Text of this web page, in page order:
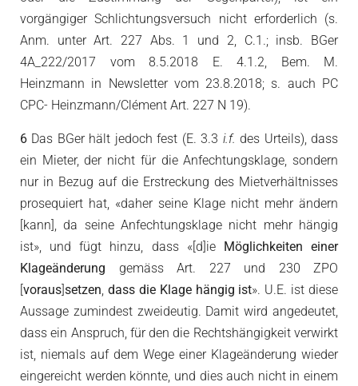
vorgängiger Schlichtungsversuch nicht erforderlich (s.
Anm. unter Art. 227 Abs. 1 und 2, C.1.; insb. BGer
4A_222/2017 vom 8.5.2018 E. 4.1.2, Bem. M.
Heinzmann in Newsletter vom 23.8.2018; s. auch PC
CPC- Heinzmann/Clément Art. 227 N 19).
6 Das BGer hält jedoch fest (E. 3.3 i.f.des Urteils), dass
ein Mieter, der nicht für die Anfechtungsklage, sondern
nur in Bezug auf die Erstreckung des Mietverhältnisses
prosequiert hat, «daher seine Klage nicht mehr ändern
[kann], da seine Anfechtungsklage nicht mehr hängig
ist», und fügt hinzu, dass «[d]ie Möglichkeiten einer
Klageänderung gemäss Art. 227 und 230 ZPO
[voraus]setzen, dass die Klage hängig ist». U.E. ist diese
Aussage zumindest zweideutig. Damit wird angedeutet,
dass ein Anspruch, für den die Rechtshängigkeit verwirkt
ist, niemals auf dem Wege einer Klageänderung wieder
eingereicht werden könnte, und dies auch nicht in einem